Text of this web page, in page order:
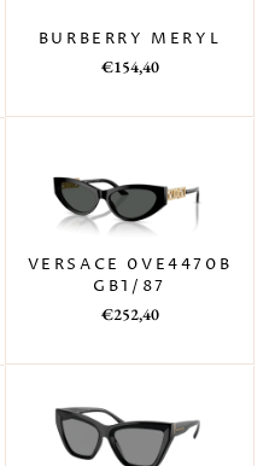
BURBERRY MERYL
Prezzo
listino
Prezzo
€154,40
VERSACE 0VE4470B
GB1/87
Prezzo
listino
Prezzo
€252,40